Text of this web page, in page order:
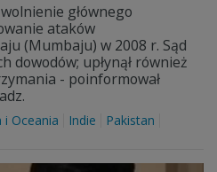
głównego
ataków
(Mumbaju) w 2008 r. Sąd
dowodów; upłynął również
- poinformował
i Oceania Indie
Pakistan